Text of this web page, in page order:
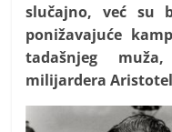
slučajno, već su
ponižavajuće
tadašnjeg
milijardera